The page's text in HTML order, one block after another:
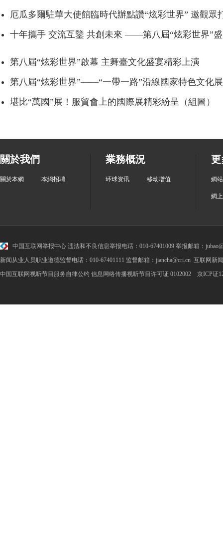
厄瓜多爾駐華大使館臨時代辦點讚“炫彩世界” 邀觀眾
十年攜手 交流互鑒 共創未來 ——第八屆“炫彩世界”
第八屆“炫彩世界”啟幕 主舞臺文化盛宴精彩上演
第八屆“炫彩世界”——“一帶一路”沿線國家特色文化
堪比“萬國”展！服貿會上的國際展精彩紛呈（組圖）
關於我們
關於本網 本網招聘
業務概況
环球资讯 移动增值 網
網
中国互联网举报中心 违法和不良信息举报电话：010-67401009 举报邮箱：
新闻从业人员职业道德监督电话：010-67401111 监督邮箱：jiancha@cri.cn 互联网新
中国互联网视听节目服务自律公约 信息网络传播视听节目许可证 0102002 京ICP